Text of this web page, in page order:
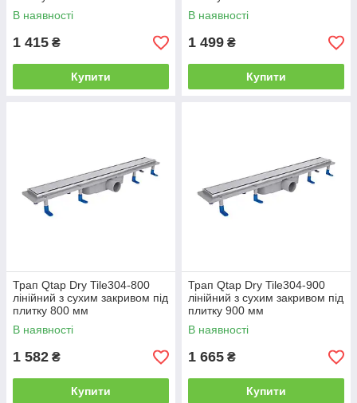
В наявності
1 415 ₴
Купити
В наявності
1 499 ₴
Купити
Трап Qtap Dry Tile304-800
лінійний з сухим закривом під
плитку 800 мм
В наявності
1 582 ₴
Купити
Трап Qtap Dry Tile304-900
лінійний з сухим закривом під
плитку 900 мм
В наявності
1 665 ₴
Купити